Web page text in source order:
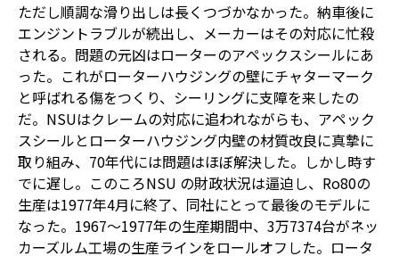
ただし順調な滑り出しは長くつづかなかった。納車後に
エンジントラブルが続出し、メーカーはその対応に忙殺
される。問題の元凶はローターのアペックスシールにあ
った。これがローターハウジングの壁にチャターマーク
と呼ばれる傷をつくり、シーリングに支障を来したの
だ。NSUはクレームの対応に追われながらも、アペック
スシールとローターハウジング内壁の材質改良に真摯に
取り組み、70年代には問題はほぼ解決した。しかし時す
でに遅し。このころNSU の財政状況は逼迫し、Ro80の
生産は1977年4月に終了、同社にとって最後のモデルに
なった。1967～1977年の生産期間中、3万7374台がネッ
カーズルム工場の生産ラインをロールオフした。ロータ